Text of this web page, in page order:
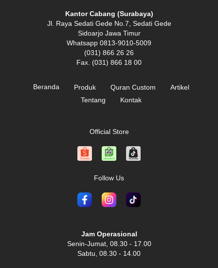
Kantor Cabang (Surabaya)
Jl. Raya Sedati Gede No.7, Sedati Gede
Sidoarjo Jawa Timur
Whatsapp 0813-9010-5009
(031) 866 26 26
Fax. (031) 866 18 00
Beranda Produk Quran Custom
Artikel
Tentang
Kontak
Official Store
Follow Us
Jam Operasional
Senin-Jumat, 08.30 - 17.00
Sabtu, 08.30 - 14.00